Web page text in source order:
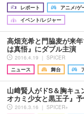
レポート
アニメ/ゲ
イベント/レジャー
高畑充希と門脇麦が来
は真悟』にダブル主演
2016.4.19 ｜ SPICER
ニュース
舞台
山﨑賢人がドS＆胸キュ
オカミ少女と黒王子』
2016.3.16 ｜ SPICER+